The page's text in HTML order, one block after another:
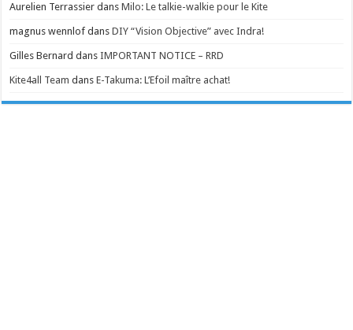
Aurelien Terrassier dansMilo: Le talkie-walkie pour le Kite
magnus wennlof dansDIY “Vision Objective” avec Indra!
Gilles Bernard dansIMPORTANT NOTICE – RRD
Kite4all Team dansE-Takuma: L’Efoil maître achat!